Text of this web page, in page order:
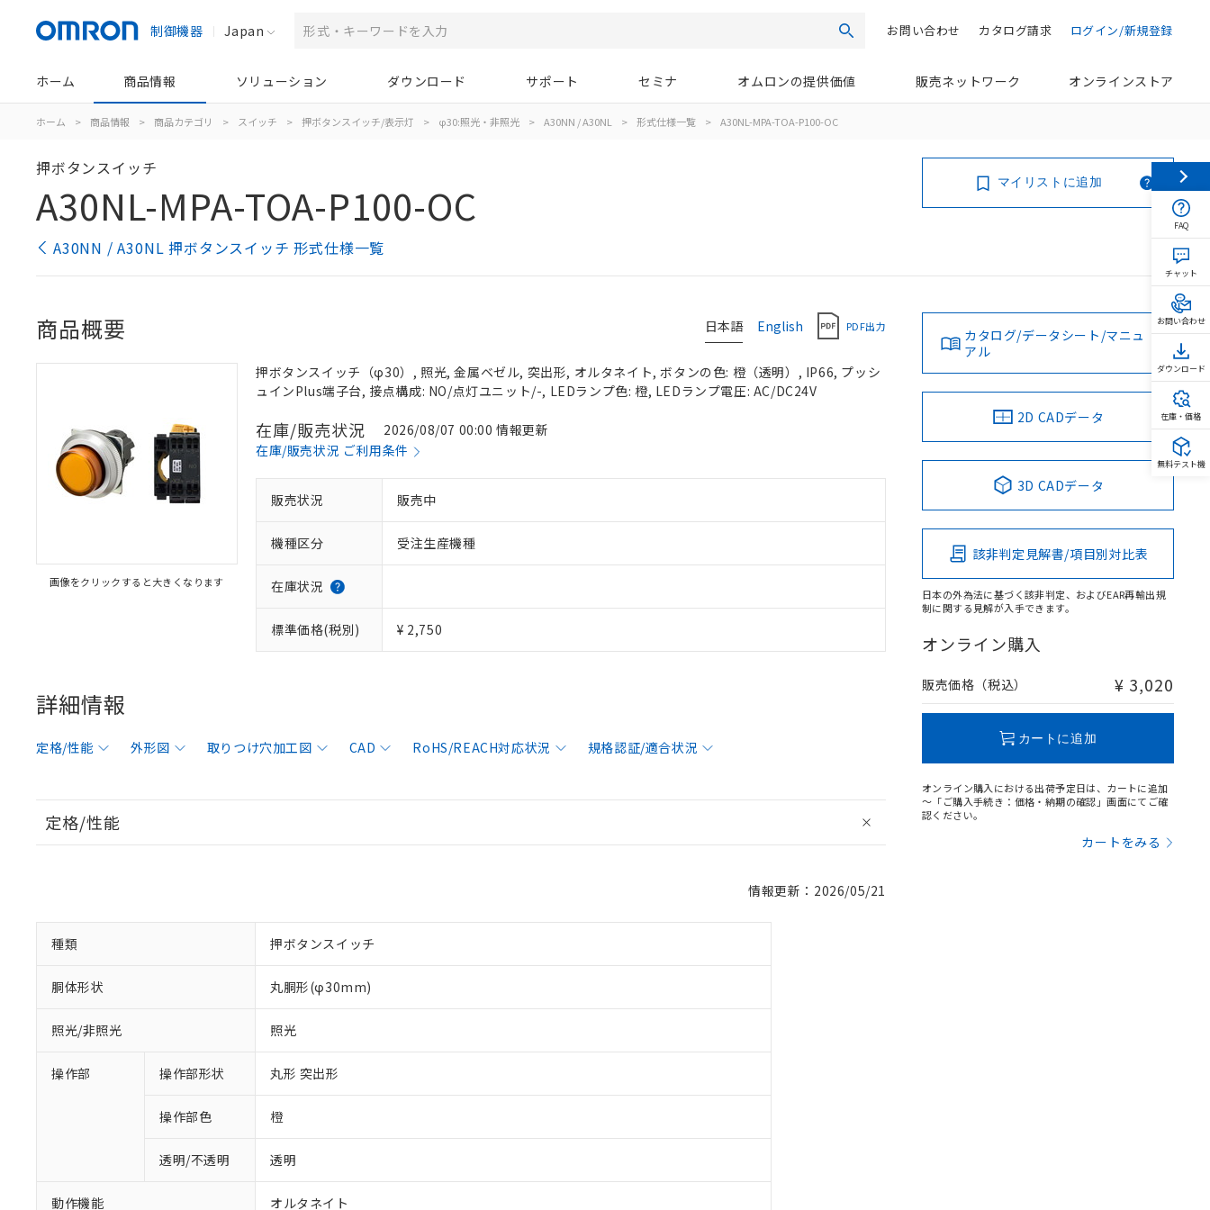
制御機器 Japan 検索 ログイン/新規登録
カタログ請求
お問い合わせ
ホーム 商品情報 ソリューション ダウンロード サポート セミナ オムロンの提供価値 販売ネットワーク オンラインストア
ホーム > 商品情報 > 商品カテゴリ > スイッチ > 押ボタンスイッチ/表示灯 > φ30:照光・非照光 > A30NN / A30NL > 形式仕様一覧 > A30NL-MPA-TOA-P100-OC
押ボタンスイッチ
A30NL-MPA-TOA-P100-OC
A30NN / A30NL 押ボタンスイッチ 形式仕様一覧
マイリストに追加
日本語 English PDF出力
商品概要
画像をクリックすると大きくなります
押ボタンスイッチ（φ30）, 照光, 金属ベゼル, 突出形, オルタネイト, ボタンの色: 橙（透明）, IP66, プッシ
ュインPlus端子台, 接点構成: NO/点灯ユニット/-, LEDランプ色: 橙, LEDランプ電圧: AC/DC24V
在庫/販売状況
2026/08/07 00:00 情報更新
在庫/販売状況 ご利用条件
販売状況 販売中
機種区分 受注生産機種
在庫状況
標準価格(税別) ¥ 2,750
詳細情報
定格/性能 外形図 取りつけ穴加工図 CAD RoHS/REACH対応状況 規格認証/適合状況
定格/性能
情報更新：2026/05/21
種類 押ボタンスイッチ
胴体形状 丸胴形(φ30mm)
照光/非照光 照光
操作部 操作部形状 丸形 突出形
操作部色 橙
透明/不透明 透明
動作機能 オルタネイト
カタログ/データシート/マニュ
アル
2D CADデータ
3D CADデータ
該非判定見解書/項目別対比表
日本の外為法に基づく該非判定、およびEAR再輸出規
制に関する見解が入手できます。
オンライン購入
販売価格（税込） ¥ 3,020
カートに追加
オンライン購入における出荷予定日は、カートに追加
～「ご購入手続き：価格・納期の確認」画面にてご確
認ください。
カートをみる
FAQ
チャット
お問い合わせ
ダウンロード
在庫・価格
無料テスト機